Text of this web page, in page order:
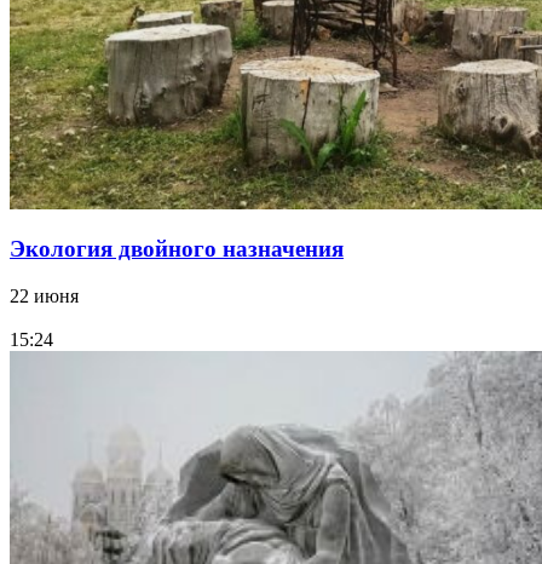
Экология двойного назначения
22 июня
15:24